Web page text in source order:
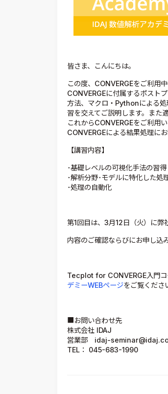
皆さま、こんにちは。
この度、CONVERGEをご利用
CONVERGEに付属するポスト
方法、マクロ・Pythonによる
習を交えてご説明します。また
これからCONVERGEをご利用
CONVERGEによる結果処理に
【講習内容】
･基礎レベルの可視化手法の習得
･解析分野･モデルに特化した処
･処理の自動化
第1回目は、3月12日（火）に弊
内容のご確認ならびにお申し込
Tecplot for CONVERGE入門コ
デミーWEBページをご覧くださ
■お問い合わせ先
株式会社 IDAJ
営業部 idaj-
TEL： 045-683-1990